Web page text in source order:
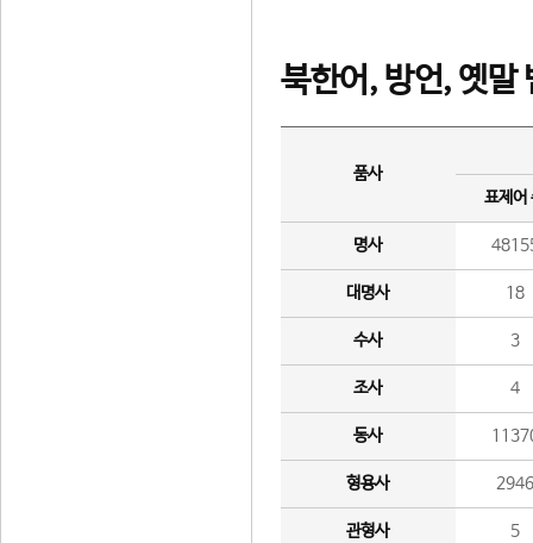
북한어, 방언, 옛말
품사
표제어
명사
대명사 18
수사 3
조사 4
동사
형용사 2946
관형사 5